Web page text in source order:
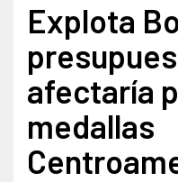
Explota
afectaría
medallas